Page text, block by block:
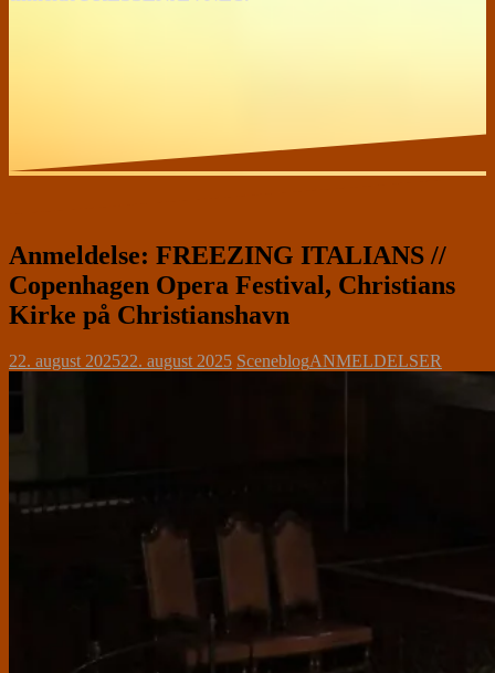
Anmeldelse: FREEZING ITALIANS //
Copenhagen Opera Festival, Christians
Kirke på Christianshavn
22. august 202522. august 2025 SceneblogANMELDELSER